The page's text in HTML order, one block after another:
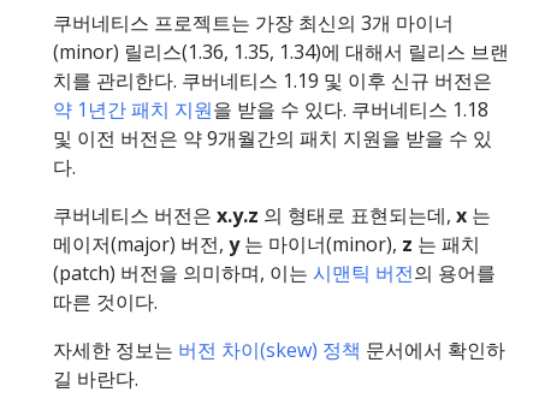
쿠버네티스 프로젝트는 가장 최신의 3개 마이너
(minor) 릴리스(1.36, 1.35, 1.34)에 대해서 릴리스 브랜
치를 관리한다. 쿠버네티스 1.19 및 이후 신규 버전은
약 1년간 패치 지원을 받을 수 있다. 쿠버네티스 1.18
및 이전 버전은 약 9개월간의 패치 지원을 받을 수 있
다.
쿠버네티스 버전은 x.y.z 의 형태로 표현되는데, x 는
메이저(major) 버전, y는 마이너(minor), z 는 패치
(patch) 버전을 의미하며, 이는 시맨틱 버전의 용어를
따른 것이다.
자세한 정보는 버전 차이(skew) 정책 문서에서 확인하
길 바란다.